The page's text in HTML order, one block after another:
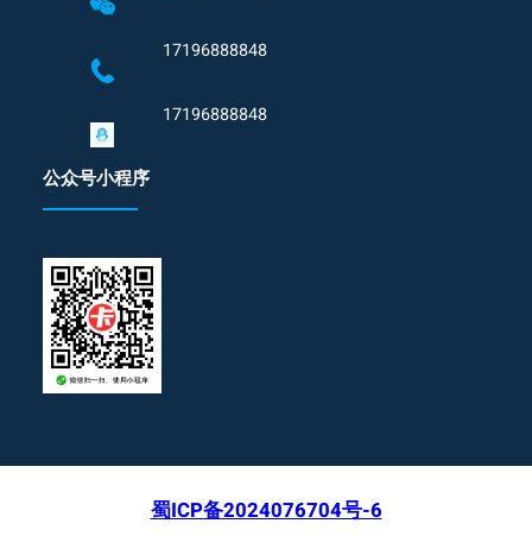
17196888848
17196888848
公众号小程序
蜀ICP备2024076704号-6